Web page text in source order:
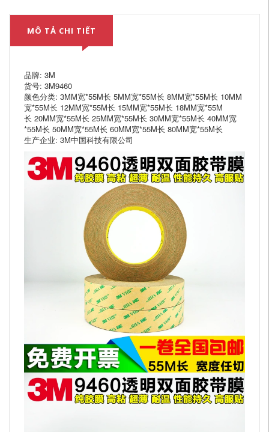
MÔ TẢ CHI TIẾT
品牌: 3M
货号: 3M9460
颜色分类: 3MM宽*55M长 5MM宽*55M长 8MM宽*55M长 10MM
宽*55M长 12MM宽*55M长 15MM宽*55M长 18MM宽*55M
长 20MM宽*55M长 25MM宽*55M长 30MM宽*55M长 40MM宽
*55M长 50MM宽*55M长 60MM宽*55M长 80MM宽*55M长
生产企业: 3M中国科技有限公司